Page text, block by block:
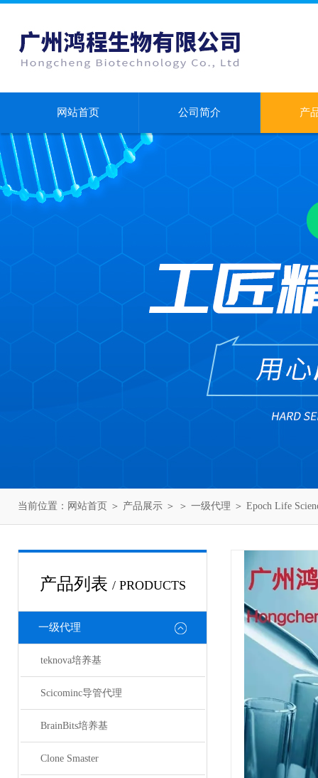
网站首页 公司简介 产
当前位置： 网站首页 ＞ 产品展示 ＞ ＞ 一级代理 ＞ Epoch Life
产品列表 / PRODUCTS
一级代理
teknova培养基
Scicominc导管代理
BrainBits培养基
Clone Smaster